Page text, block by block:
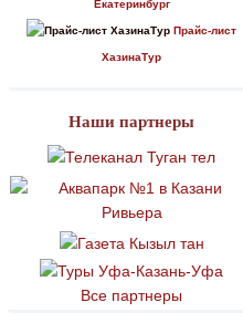
Екатеринбург
Прайс-лист
ХазинаТур
Наши партнеры
Все партнеры